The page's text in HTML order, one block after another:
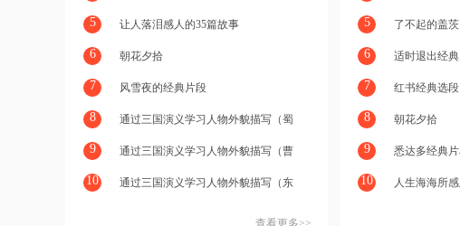
5 让人落泪感人的35篇故事
6 朝花夕拾
7 风雪夜的经典片段
8
通过三国演义学习人物外貌描写（蜀
9
通过三国演义学习人物外貌描写（曹
10
通过三国演义学习人物外貌描写（东
查看更多>>
5 了不起的盖
6 适时退出经
7 红书经典选段
8 朝花夕拾
9 悉达多经典
10 人生海海所